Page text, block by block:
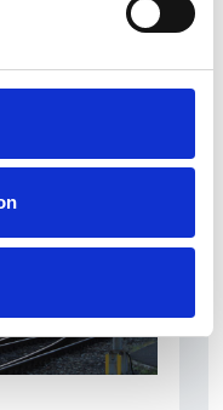
suo SUV Peaq